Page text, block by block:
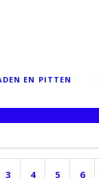
EN PITTEN
3 4 5 6